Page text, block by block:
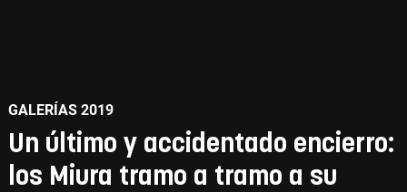
GALERÍAS 2019
Un último y accidentado encierro:
los Miura tramo a tramo a su